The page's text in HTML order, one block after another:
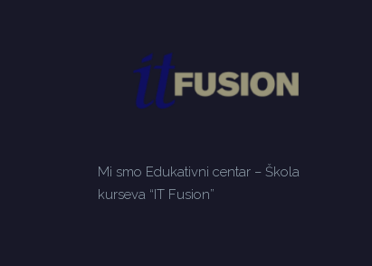
Mi smo Edukativni centar – Škola
kurseva “IT Fusion”